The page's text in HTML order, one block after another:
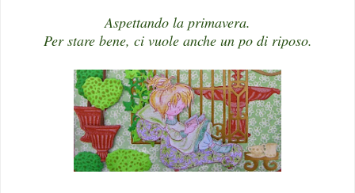
Aspettando la primavera.
Per stare bene, ci vuole anche un po di riposo.